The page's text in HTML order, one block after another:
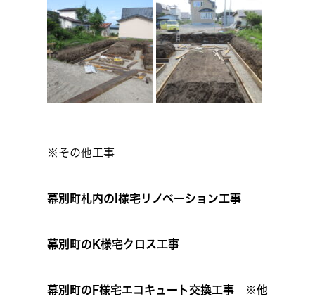
※その他工事
幕別町札内のI様宅リノベーション工事
幕別町のK様宅クロス工事
幕別町のF様宅エコキュート交換工事 ※他